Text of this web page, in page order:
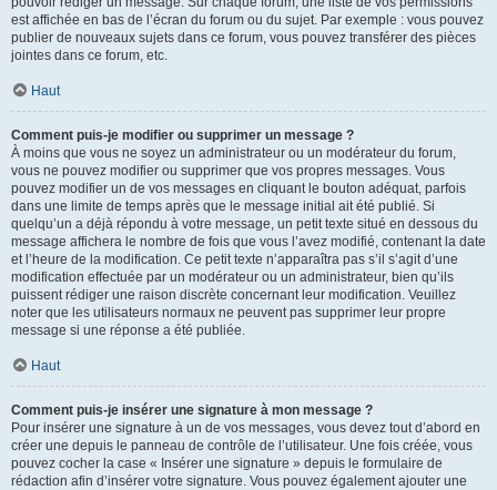
est affichée en bas de l’écran du forum ou du sujet. Par exemple : vous pouvez
publier de nouveaux sujets dans ce forum, vous pouvez transférer des pièces
jointes dans ce forum, etc.
Haut
Comment puis-je modifier ou supprimer un message ?
À moins que vous ne soyez un administrateur ou un modérateur du forum,
vous ne pouvez modifier ou supprimer que vos propres messages. Vous
pouvez modifier un de vos messages en cliquant le bouton adéquat, parfois
dans une limite de temps après que le message initial ait été publié. Si
quelqu’un a déjà répondu à votre message, un petit texte situé en dessous du
message affichera le nombre de fois que vous l’avez modifié, contenant la date
et l’heure de la modification. Ce petit texte n’apparaîtra pas s’il s’agit d’une
modification effectuée par un modérateur ou un administrateur, bien qu’ils
puissent rédiger une raison discrète concernant leur modification. Veuillez
noter que les utilisateurs normaux ne peuvent pas supprimer leur propre
message si une réponse a été publiée.
Haut
Comment puis-je insérer une signature à mon message ?
Pour insérer une signature à un de vos messages, vous devez tout d’abord en
créer une depuis le panneau de contrôle de l’utilisateur. Une fois créée, vous
pouvez cocher la case « Insérer une signature » depuis le formulaire de
rédaction afin d’insérer votre signature. Vous pouvez également ajouter une